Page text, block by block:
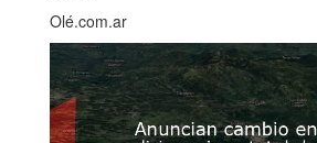
Olé.com.ar